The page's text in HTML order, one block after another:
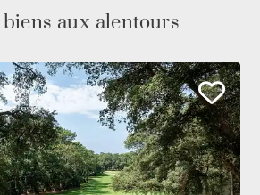
aux alentours